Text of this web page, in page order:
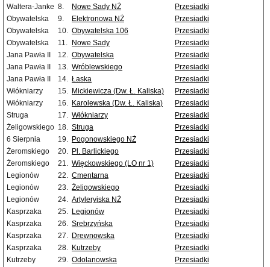
Waltera-Janke 8. Nowe Sady NŻ
Przesiadki
Obywatelska
9. Elektronowa NŻ
Przesiadki
Obywatelska
10. Obywatelska 106
Przesiadki
Obywatelska
11. Nowe Sady
Przesiadki
Jana Pawła II
12. Obywatelska
Przesiadki
Jana Pawła II
13. Wróblewskiego
Przesiadki
Jana Pawła II
14. Łaska
Przesiadki
Włókniarzy
15. Mickiewicza (Dw. Ł. Kaliska)
Przesiadki
Włókniarzy
16. Karolewska (Dw. Ł. Kaliska)
Przesiadki
Struga
17. Włókniarzy
Przesiadki
Żeligowskiego 18. Struga
Przesiadki
6 Sierpnia
19. Pogonowskiego NŻ
Przesiadki
Żeromskiego
20. Pl. Barlickiego
Przesiadki
Żeromskiego
21. Więckowskiego (LO nr 1)
Przesiadki
Legionów
22. Cmentarna
Przesiadki
Legionów
23. Żeligowskiego
Przesiadki
Legionów
24. Artyleryjska NŻ
Przesiadki
Kasprzaka
25. Legionów
Przesiadki
Kasprzaka
26. Srebrzyńska
Przesiadki
Kasprzaka
27. Drewnowska
Przesiadki
Kasprzaka
28. Kutrzeby
Przesiadki
Kutrzeby
29. Odolanowska Przesiadki